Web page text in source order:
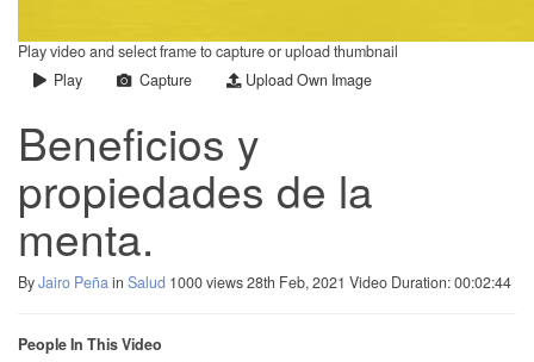
Play video and select frame to capture or upload thumbnail
Play
Capture Upload Own Image
Beneficios y
propiedades de la
menta.
ByJairo Peña in Salud 1000 views28th Feb, 2021 Video Duration: 00:02:44
People In This Video